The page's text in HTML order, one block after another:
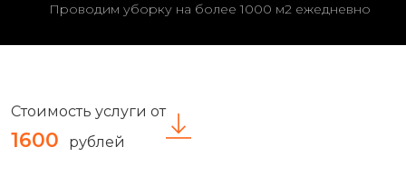
Проводим уборку на более 1000 м2 ежедневно
Стоимость услуги от
1600 рублей